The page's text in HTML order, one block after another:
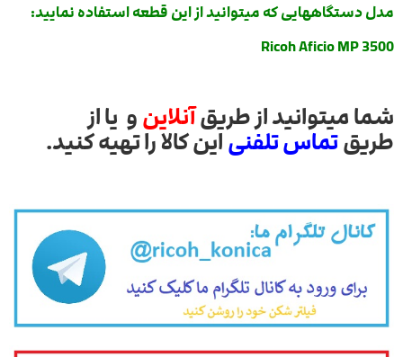
مدل دستگاههایی که میتوانید از این قطعه استفاده نمایید:
Ricoh Aficio MP 3500
شما میتوانید از طریقآنلاینو یا از
طریقتماس تلفنیاین کالا را تهیه کنید.